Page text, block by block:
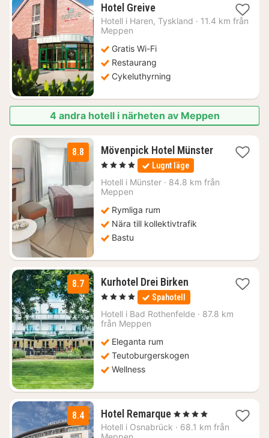
Hotel Greive1
natt
från
kr.
Hotell i Haren, Tyskland · 11.4 km från
Meppen
Gratis Wi-Fi
Restaurang
Cykeluthyrning
4 andra hotell i närheten av Meppen
8.8
Mövenpick Hotel Münster
2
nätter
för
1655
, 4 Stjärnor Lugnt läge
Hotell i Münster · 84.8 km från
Meppen
Rymliga rum
Nära till kollektivtrafik
Bastu
8.7 Kurhotel Drei Birken1
natt
från
1670
, 4 Stjärnor Spahotell
Hotell i Bad Rothenfelde · 87.8 km
från Meppen
Eleganta rum
Teutoburgerskogen
Wellness
8.4 Hotel Remarque1
natt
, 4 Stjärnor
Hotell i Osnabrück · 68.1 km från